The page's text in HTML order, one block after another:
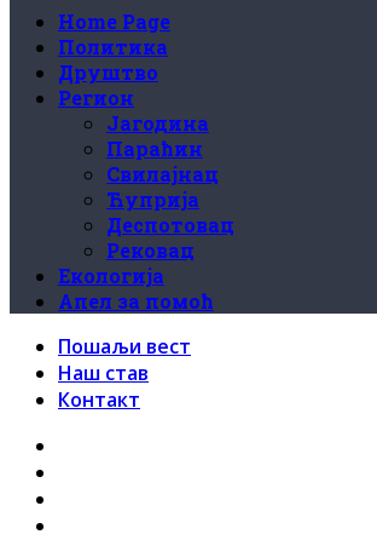
Home Page
Политика
Друштво
Регион
Јагодина
Параћин
Свилајнац
Ћуприја
Деспотовац
Рековац
Екологија
Апел за помоћ
Пошаљи вест
Наш став
Контакт